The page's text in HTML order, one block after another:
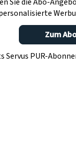
für
die
Zum
Servus PUR-